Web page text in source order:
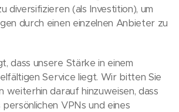
diversifizieren (als Investition), um
durch einen einzelnen Anbieter zu
dass unsere Stärke in einem
Service liegt. Wir bitten Sie
weiterhin darauf hinzuweisen, dass
VPNs und eines